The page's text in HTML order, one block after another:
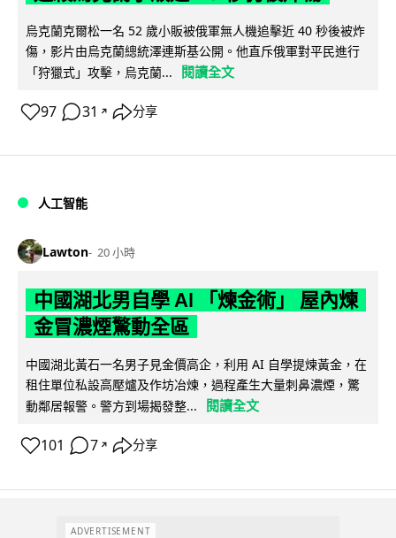
烏克蘭克爾松一名 52 歲小販被俄軍無人機追擊近 40 秒後被炸
傷，影片由烏克蘭總統澤連斯基公開。他直斥俄軍對平民進行
「狩獵式」攻擊，烏克蘭...
閱讀全文
97 31 ↗ 分享
人工智能
Lawton 20 小時
中國湖北男自學 AI 「煉金術」 屋內煉
金冒濃煙驚動全區
中國湖北黃石一名男子見金價高企，利用 AI 自學提煉黃金，在
租住單位私設高壓爐及作坊冶煉，過程產生大量刺鼻濃煙，驚
動鄰居報警。警方到場揭發整...
閱讀全文
101 7 ↗ 分享
ADVERTISEMENT